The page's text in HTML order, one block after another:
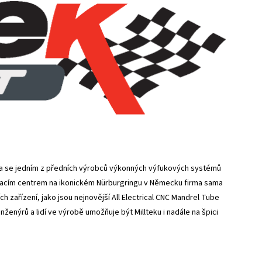
jedním z předních výrobců výkonných výfukových systémů
centrem na ikonickém Nürburgringu v Německu firma sama
jako jsou nejnovější All Electrical CNC Mandrel Tube
a lidí ve výrobě umožňuje být Millteku i nadále na špici